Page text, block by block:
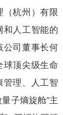
（杭州）有限
和人工智能的
公司董事长何
球顶尖级生命
管理、人工智
子熵旋舱”主